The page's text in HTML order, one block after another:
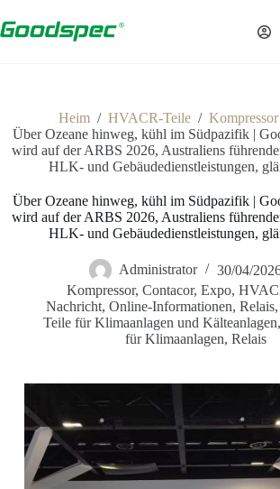
Heim / HVACR-Teile / Kompressor
Über Ozeane hinweg, kühl im Südpazifik |
wird auf der ARBS 2026, Australiens
HLK- und Gebäudedienstleistungen,
Über Ozeane hinweg, kühl im Südpazifik |
wird auf der ARBS 2026, Australiens
HLK- und Gebäudedienstleistungen,
Administrator
30/04/
Kompressor, Contacor, Expo,
Nachricht,Online-Informationen,Relais
Teile für Klimaanlagen und Kälteanlagen,
für Klimaanlagen, Relais